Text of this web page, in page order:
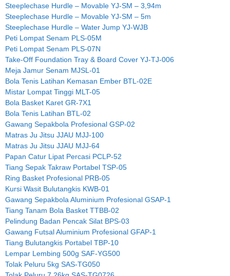
Steeplechase Hurdle – Movable YJ-SM – 3,94m
Steeplechase Hurdle – Movable YJ-SM – 5m
Steeplechase Hurdle – Water Jump YJ-WJB
Peti Lompat Senam PLS-05M
Peti Lompat Senam PLS-07N
Take-Off Foundation Tray & Board Cover YJ-TJ-006
Meja Jamur Senam MJSL-01
Bola Tenis Latihan Kemasan Ember BTL-02E
Mistar Lompat Tinggi MLT-05
Bola Basket Karet GR-7X1
Bola Tenis Latihan BTL-02
Gawang Sepakbola Profesional GSP-02
Matras Ju Jitsu JJAU MJJ-100
Matras Ju Jitsu JJAU MJJ-64
Papan Catur Lipat Percasi PCLP-52
Tiang Sepak Takraw Portabel TSP-05
Ring Basket Profesional PRB-05
Kursi Wasit Bulutangkis KWB-01
Gawang Sepakbola Aluminium Profesional GSAP-1
Tiang Tanam Bola Basket TTBB-02
Pelindung Badan Pencak Silat BPS-03
Gawang Futsal Aluminium Profesional GFAP-1
Tiang Bulutangkis Portabel TBP-10
Lempar Lembing 500g SAF-YG500
Tolak Peluru 5kg SAS-TG050